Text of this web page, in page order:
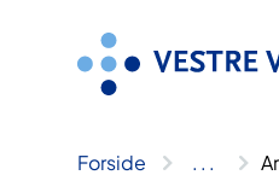
Forside .. .